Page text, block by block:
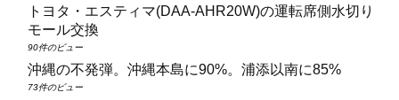
トヨタ・エスティマ(DAA‑AHR20W)の運転席側水切り
モール交換
90件のビュー
沖縄の不発弾。沖縄本島に90%。浦添以南に85%
73件のビュー